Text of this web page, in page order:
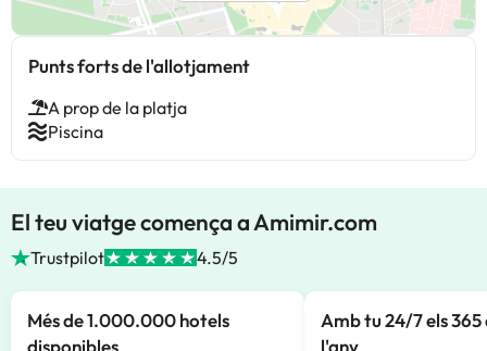
Punts forts de l'allotjament
A prop de la platja
Piscina
El teu viatge comença a Amimir.com
Trustpilot 4.5/5
Més de 1.000.000 hotels
disponibles
Amb tu 24/7 els 365
l'any